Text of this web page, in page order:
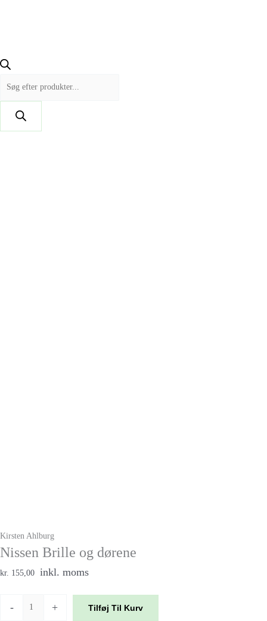
Kirsten Ahlburg
Nissen Brille og dørene
kr. 155,00 inkl. moms
- + Tilføj Til Kurv